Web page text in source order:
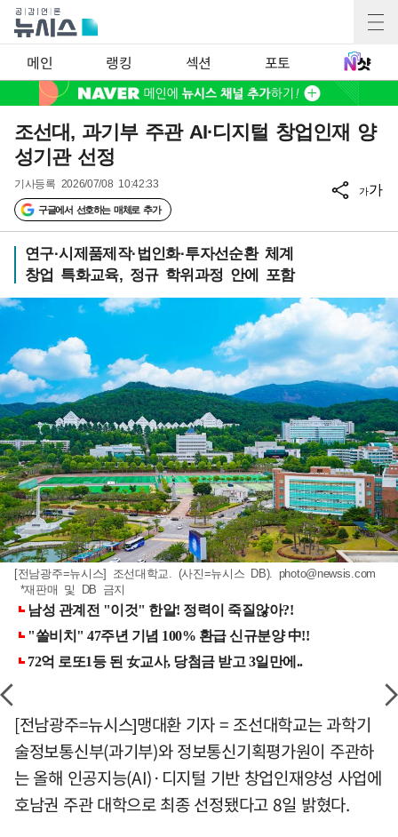
메인 랭킹 섹션 포토
조선대, 과기부 주관 AI·디지털 창업인재 양
성기관 선정
기사등록 2026/07/08 10:42:33
구글에서 선호하는 매체로 추가
가가
연구·시제품제작·법인화·투자선순환 체계
창업 특화교육, 정규 학위과정 안에 포함
[전남광주=뉴시스] 조선대학교. (사진=뉴시스 DB). photo@newsis.com
*재판매 및 DB 금지
[전남광주=뉴시스]맹대환 기자 = 조선대학교는 과학기
술정보통신부(과기부)와 정보통신기획평가원이 주관하
는 올해 인공지능(AI)·디지털 기반 창업인재양성 사업에
호남권 주관 대학으로 최종 선정됐다고 8일 밝혔다.